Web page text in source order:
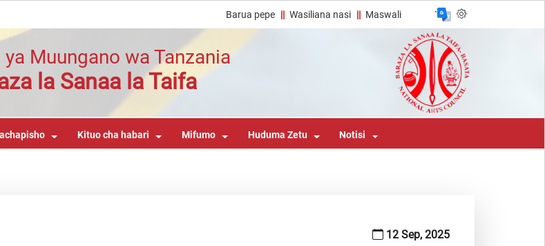
Barua pepe Wasiliana nasi Maswali `
Muungano wa Tanzania
la Sanaa la Taifa
Kituo cha habari Mifumo Huduma Zetu Notisi
12 Sep, 2025